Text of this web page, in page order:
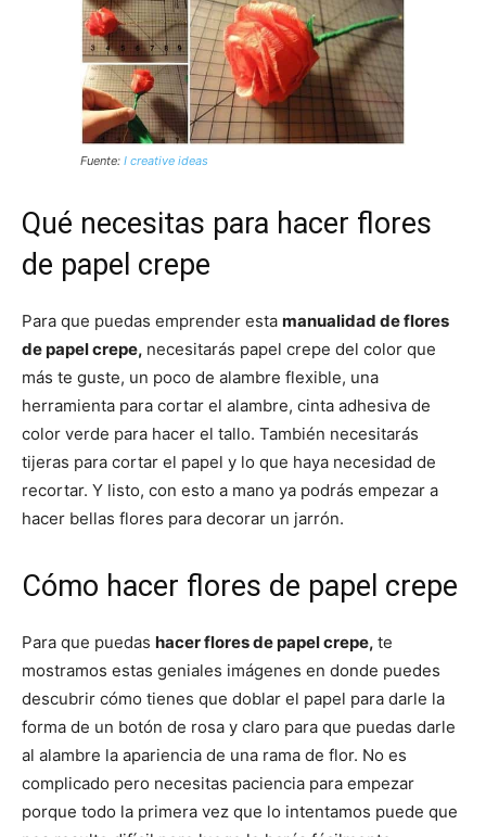
Fuente: I creative ideas
Qué necesitas para hacer flores
de papel crepe
Para que puedas emprender esta manualidad de flores
de papel crepe, necesitarás papel crepe del color que
más te guste, un poco de alambre flexible, una
herramienta para cortar el alambre, cinta adhesiva de
color verde para hacer el tallo. También necesitarás
tijeras para cortar el papel y lo que haya necesidad de
recortar. Y listo, con esto a mano ya podrás empezar a
hacer bellas flores para decorar un jarrón.
Cómo hacer flores de papel crepe
Para que puedas hacer flores de papel crepe, te
mostramos estas geniales imágenes en donde puedes
descubrir cómo tienes que doblar el papel para darle la
forma de un botón de rosa y claro para que puedas darle
al alambre la apariencia de una rama de flor. No es
complicado pero necesitas paciencia para empezar
porque todo la primera vez que lo intentamos puede que